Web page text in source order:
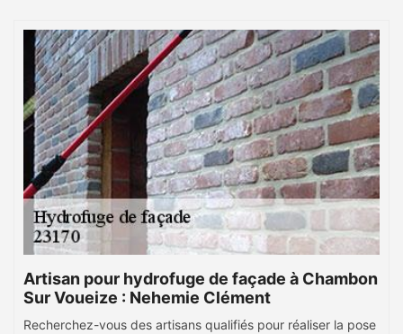
Artisan pour hydrofuge de façade à Chambon
Sur Voueize : Nehemie Clément
Recherchez-vous des artisans qualifiés pour réaliser la pose